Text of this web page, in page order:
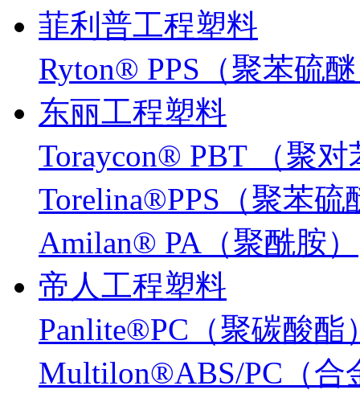
菲利普工程塑料
Ryton® PPS（聚苯硫
东丽工程塑料
Toraycon® PBT （聚
Torelina®PPS（聚苯硫
Amilan® PA（聚酰胺）
帝人工程塑料
Panlite®PC（聚碳酸酯
Multilon®ABS/PC（合